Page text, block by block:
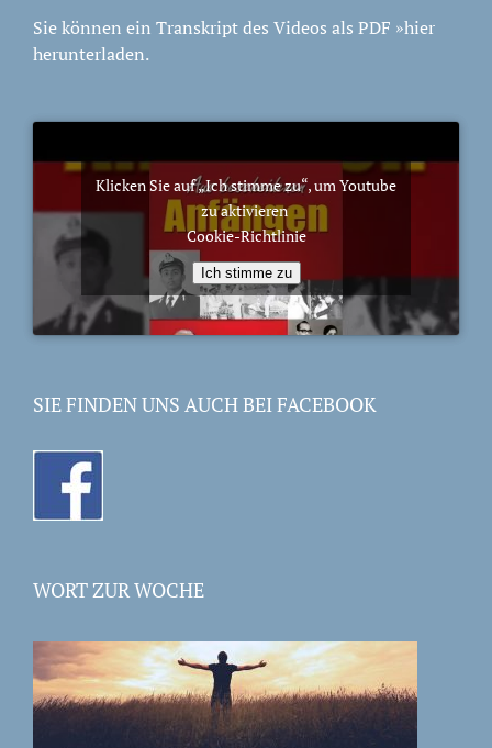
Sie können ein Transkript des Videos als PDF »hier
herunterladen.
Klicken Sie auf „Ich stimme zu“, um Youtube
zu aktivieren
Cookie-Richtlinie
Ich stimme zu
SIE FINDEN UNS AUCH BEI FACEBOOK
WORT ZUR WOCHE